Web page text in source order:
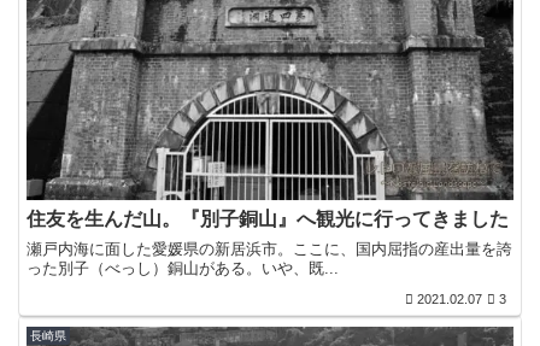
住友を生んだ山。『別子銅山』へ観光に行ってきました
瀬戸内海に面した愛媛県の新居浜市。ここに、国内屈指の産出量を誇
った別子（べっし）銅山がある。いや、既...
2021.02.07 3
長崎県